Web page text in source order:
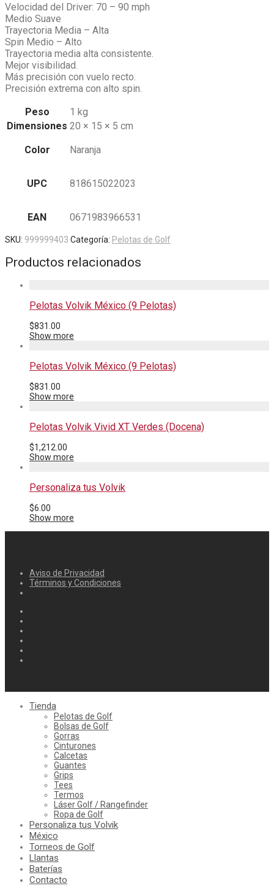
Velocidad del Driver: 70 – 90 mph
Medio Suave
Trayectoria Media – Alta
Spin Medio – Alto
Trayectoria media alta consistente.
Mejor visibilidad.
Más precisión con vuelo recto.
Precisión extrema con alto spin.
Peso
1 kg
Dimensiones 20 × 15 × 5 cm
Color Naranja
UPC 818615022023
EAN 0671983966531
SKU: 999999403 Categoría: Pelotas de Golf
Productos relacionados
Pelotas Volvik México (9 Pelotas)
$831.00
Show more
Pelotas Volvik México (9 Pelotas)
$831.00
Show more
Pelotas Volvik Vivid XT Verdes (Docena)
$1,212.00
Show more
Personaliza tus Volvik
$6.00
Show more
Aviso de Privacidad
Términos y Condiciones
Tienda
Pelotas de Golf
Bolsas de Golf
Gorras
Cinturones
Calcetas
Guantes
Grips
Tees
Termos
Láser Golf / Rangefinder
Ropa de Golf
Personaliza tus Volvik
México
Torneos de Golf
Llantas
Baterías
Contacto